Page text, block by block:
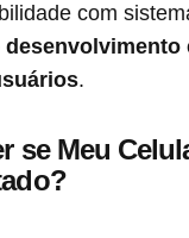
com
desenvolvimento
.
se Meu